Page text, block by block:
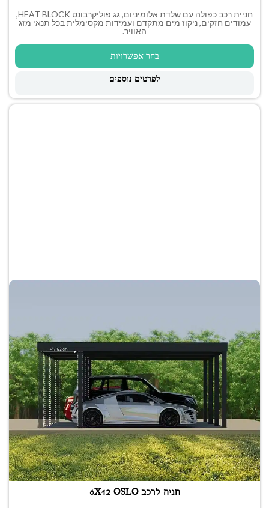
חניית רכב כפולה עם שלדת אלומיניום, גג פוליקרבונט HEAT BLOCK,
עמודים חזקים, ניקוז מים מתקדם ועמידות מקסימלית בכל תנאי מזג
האוויר.
בחר אפשרויות
לפרטים נוספים
חניה לרכב 6X12 OSLO